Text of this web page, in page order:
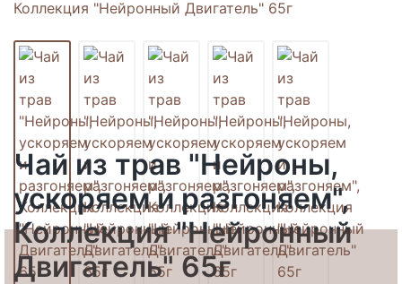
Чай из трав "Нейроны,
ускоряем и разгоняем",
Коллекция "Нейронный
Двигатель" 65г